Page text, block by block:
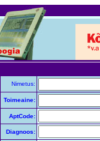
Nimetus:
Toimeaine:
AptCode:
Diagnoos: